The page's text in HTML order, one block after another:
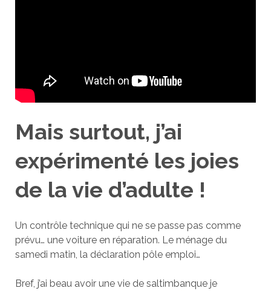
Mais surtout, j’ai
expérimenté les joies
de la vie d’adulte !
Un contrôle technique qui ne se passe pas comme
prévu… une voiture en réparation. Le ménage du
samedi matin, la déclaration pôle emploi…
Bref, j’ai beau avoir une vie de saltimbanque je